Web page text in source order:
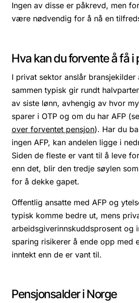
Ingen av disse er påkrevd, men
være nødvendig for å nå en
Hva kan du forvente å få i
I privat sektor anslår bransjekilder
sammen typisk gir rundt
av siste lønn, avhengig av hvor
sparer i OTP og om du har AFP (se
over forventet pensjon). Har du
ingen AFP, kan andelen ligge i
Siden de fleste er vant til å leve
enn det, blir den tredje søylen
for å dekke gapet.
Offentlig ansatte med AFP og
typisk komme bedre ut, mens
arbeidsgiverinnskuddsprosent og
sparing risikerer å ende opp med
inntekt enn de er vant til.
Pensjonsalder i Norge